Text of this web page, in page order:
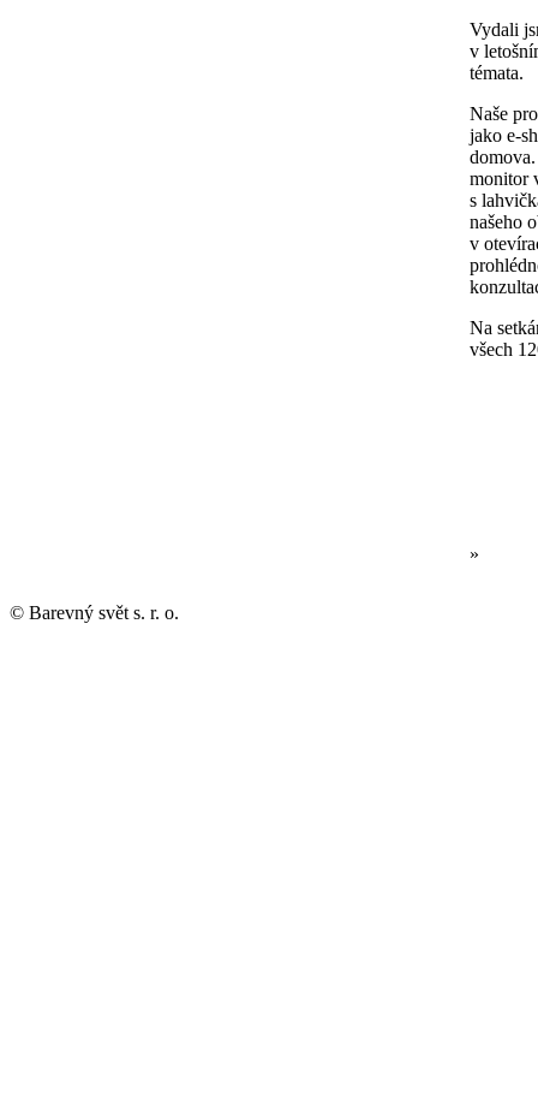
Vydali
v
témata.
Naše
jako e-
monitor
s
našeho
v
Na
všech
»
© Barevný svět s. r. o.